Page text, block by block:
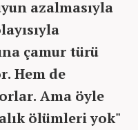
azalmasıyla
çamur türü
Hem de
Ama öyle
ölümleri yok"